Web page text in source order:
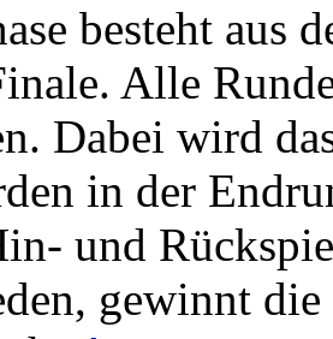
besteht aus
Alle
Dabei wird
in der
und
gewinnt